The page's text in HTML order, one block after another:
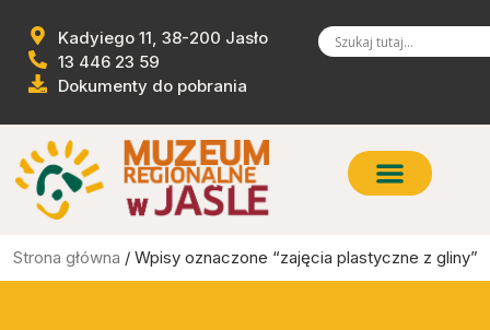
Kadyiego 11, 38-200 Jasło
13 446 23 59
Dokumenty do pobrania
Strona główna / Wpisy oznaczone “zajęcia plastyczne z gliny”